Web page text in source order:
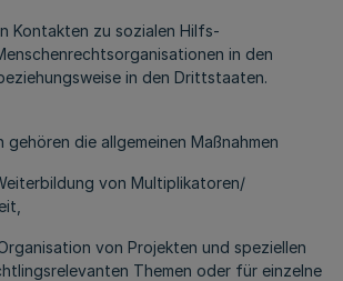
Kontakten zu sozialen Hilfs-
in den
in den Drittstaaten.
gehören die allgemeinen Maßnahmen
von Multiplikatoren/
von Projekten und speziellen
Themen oder für einzelne